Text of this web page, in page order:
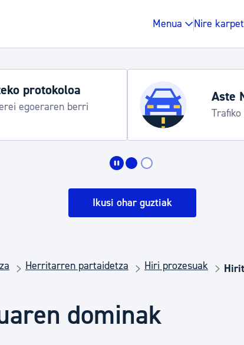
Menua Nire
Gune
Euskara
protokoloa
egoeraren berri
Aste
Ikusi ohar guztiak
Herritarren partaidetza Hiri prozesuak
dominak